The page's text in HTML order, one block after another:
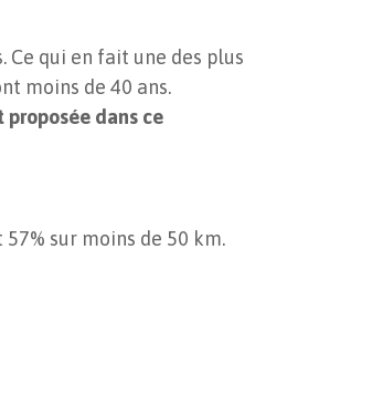
Ce qui en fait une des plus
moins de 40 ans.
dans ce
sur moins de 50 km.